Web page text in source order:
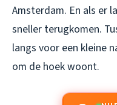
Amsterdam. En als er
sneller terugkomen.
langs voor een kleine
om de hoek woont.